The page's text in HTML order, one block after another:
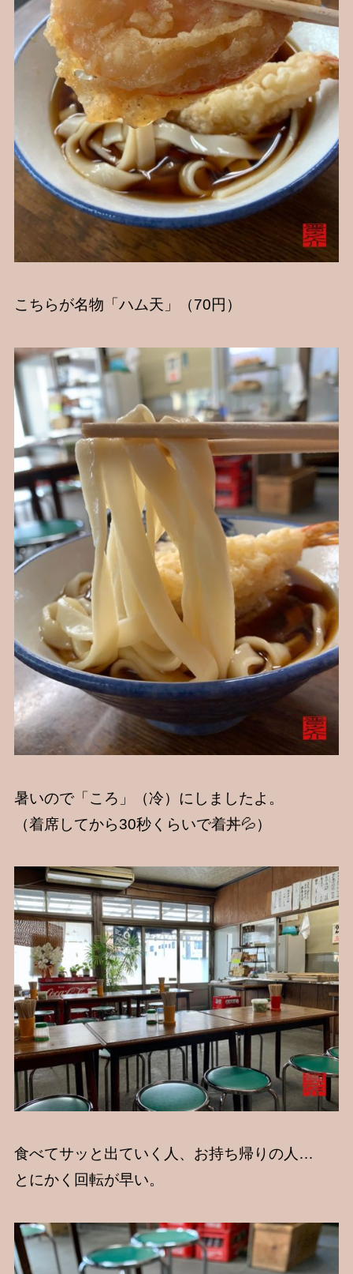
こちらが名物「ハム天」（70円）
暑いので「ころ」（冷）にしましたよ。
（着席してから30秒くらいで着丼💦）
食べてサッと出ていく人、お持ち帰りの人…
とにかく回転が早い。